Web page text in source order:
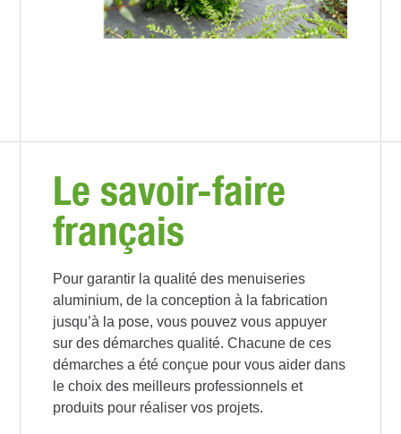
Le savoir-faire
français
Pour garantir la qualité des menuiseries
aluminium, de la conception à la fabrication
jusqu’à la pose, vous pouvez vous appuyer
sur des démarches qualité. Chacune de ces
démarches a été conçue pour vous aider dans
le choix des meilleurs professionnels et
produits pour réaliser vos projets.